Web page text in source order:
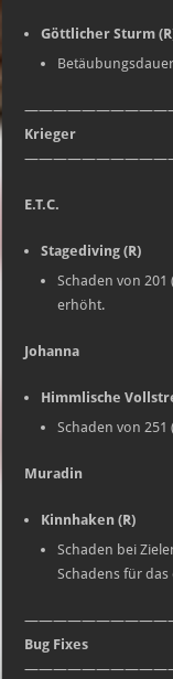
Göttlicher Sturm
Krieger
E.T.C.
Stagediving (R)
Schaden von 201
erhöht.
Johanna
Himmlische
Schaden von 251
Muradin
Kinnhaken (R)
Schaden bei
Schadens für
Bug Fixes